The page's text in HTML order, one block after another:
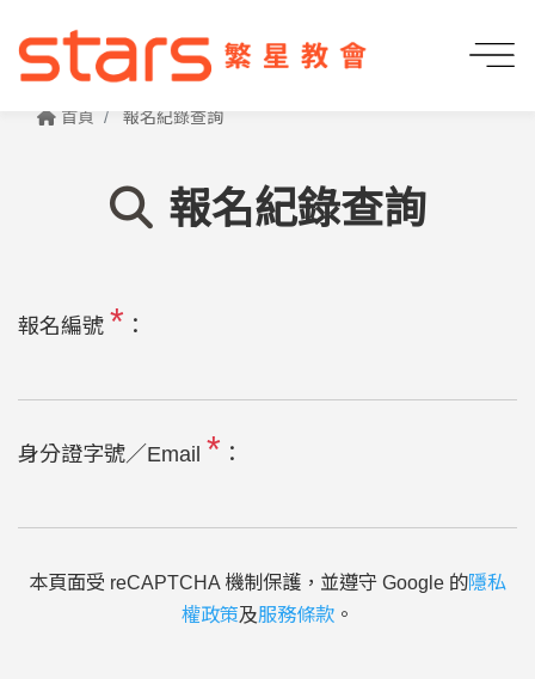
首頁 報名紀錄查詢
報名紀錄查詢
報名編號 * ：
身分證字號／Email * ：
本頁面受 reCAPTCHA 機制保護，並遵守 Google 的隱私
權政策及服務條款 。